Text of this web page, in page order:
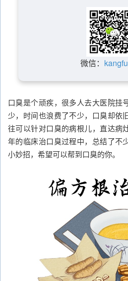
微信：
口臭是个顽疾，很多人去大医院挂
少，时间也浪费了不少，口臭却依
往可以针对口臭的病根儿，直达病
年的临床治口臭过程中，总结了不
小妙招，希望可以帮到口臭的你。